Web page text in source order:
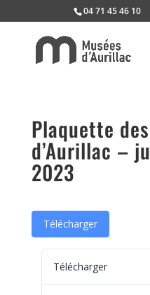
04 71 45 46 10
Plaquette
d’Aurillac –
2023
Télécharger
Télécharger